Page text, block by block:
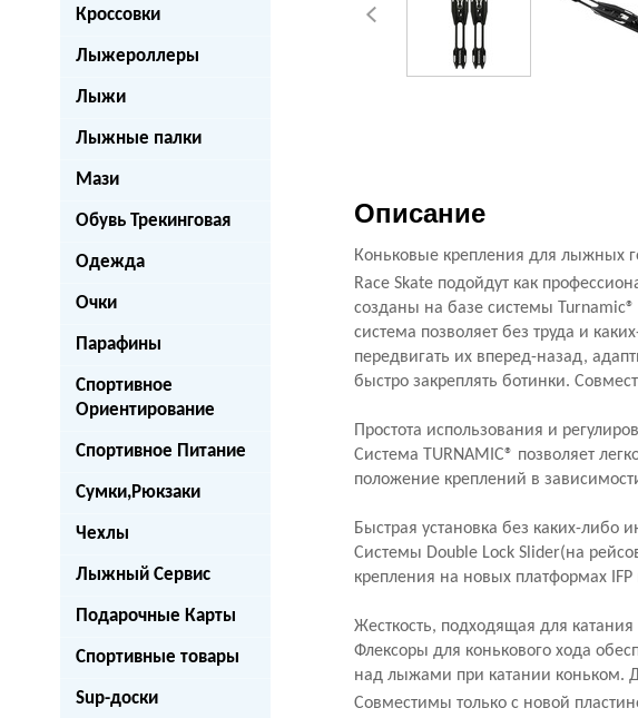
Кроссовки
Лыжероллеры
Лыжи
Лыжные палки
Мази
Обувь Трекинговая
Одежда
Очки
Парафины
Спортивное
Ориентирование
Спортивное Питание
Сумки,Рюкзаки
Чехлы
Лыжный Сервис
Подарочные Карты
Спортивные товары
Sup-доски
Описание
Коньковые крепления для лыжных
Race Skate подойдут как
созданы на базе системы
система позволяет без труда и
передвигать их вперед-назад,
быстро закреплять ботинки.
Простота использования и
Система TURNAMIC® позволяет
положение креплений в
Быстрая установка без каких-либо
Системы Double Lock Slider(на
крепления на новых платформах
Жесткость, подходящая для
Флексоры для конькового хода
над лыжами при катании коньком.
Совместимы только с новой